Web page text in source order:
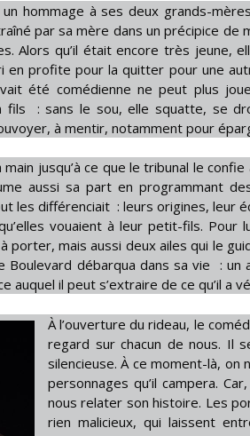
hommage à ses deux grands-
par sa mère dans un précipice de
Alors qu’il était encore très jeune,
en profite pour la quitter pour une
été comédienne ne peut plus
fils : sans le sou, elle squatte, se
à mentir, notamment pour
main jusqu’à ce que le tribunal le
aussi sa part en programmant
les différenciait : leurs origines, leur
vouaient à leur petit-fils.
mais aussi deux ailes qui le
débarqua dans sa vie : un
auquel il peut s’extraire de ce qu’il a
À l’ouverture du rideau, le
regard sur chacun de nous. Il
silencieuse. À ce moment-là, on
personnages qu’il campera.
nous relater son histoire. Les
rien malicieux, qui laissent